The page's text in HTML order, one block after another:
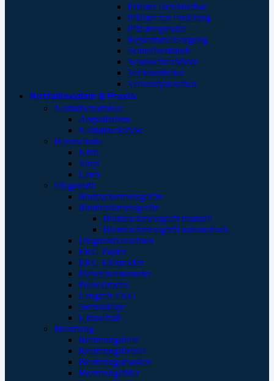
Pflaster Detektierbar
Pflaster zur Fixierung
Pflasterspender
Replantatversorgung
Schnellverbände
Schlauchverbände
Verbandtücher
Verbandpäckchen
Notfallmedizin & Praxis
Notfallbehältnisse
Ampullarium
Notfallrucksäcke
Handschuhe
Nitril
Vinyl
Latex
Diagnostik
Blutzuckermessgeräte
Blutdruckmessgeräte
Blutdruckmessgerät manuell
Blutdruckmessgerät automatisch
Diagnostikleuchten
EKG Papier
EKG Elektroden
Fieberthermometer
Pulsoximeter
Langzeit EKG
Stethoskope
Ultraschall
Beatmung
Beatmungshilfe
Beatmungsbeutel
Beatmungsmasken
Beatmungsfilter